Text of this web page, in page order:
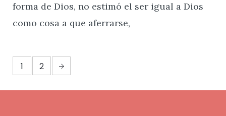
forma de Dios, no estimó el ser igual a Dios
como cosa a que aferrarse,
1 2